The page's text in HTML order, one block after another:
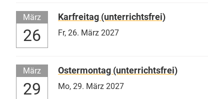
März
26
Karfreitag (unterrichtsfrei)
Fr, 26. März 2027
März
29
Ostermontag (unterrichtsfrei)
Mo, 29. März 2027